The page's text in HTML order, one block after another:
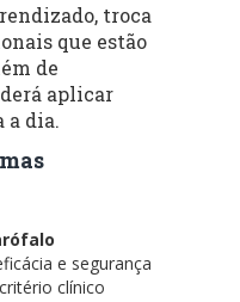
troca
que estão
de
aplicar
a dia.
e segurança
clínico